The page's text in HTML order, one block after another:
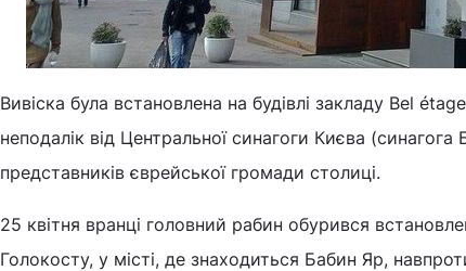
Вивіска була встановлена на будівлі закладу Bel
неподалік від Центральної синагоги Києва
представників єврейської громади столиці.
25 квітня вранці головний рабин обурився
Голокосту, у місті, де знаходиться Бабин Яр,